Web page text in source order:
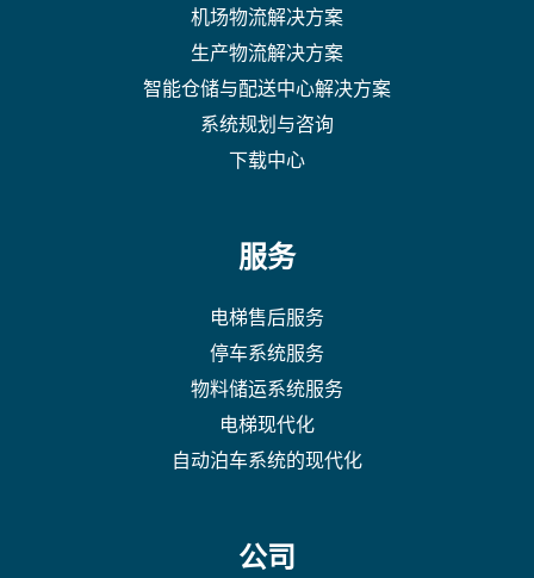
机场物流解决方案
生产物流解决方案
智能仓储与配送中心解决方案
系统规划与咨询
下载中心
服务
电梯售后服务
停车系统服务
物料储运系统服务
电梯现代化
自动泊车系统的现代化
公司